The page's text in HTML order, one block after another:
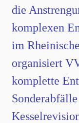
die
komplexen
im
organisiert
komplette